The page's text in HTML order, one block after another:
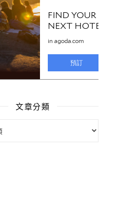
文章分類